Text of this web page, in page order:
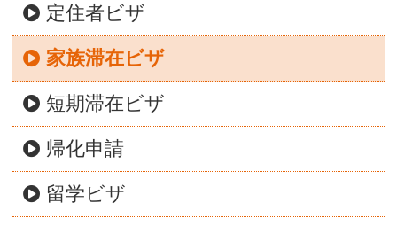
定住者ビザ
家族滞在ビザ
短期滞在ビザ
帰化申請
留学ビザ